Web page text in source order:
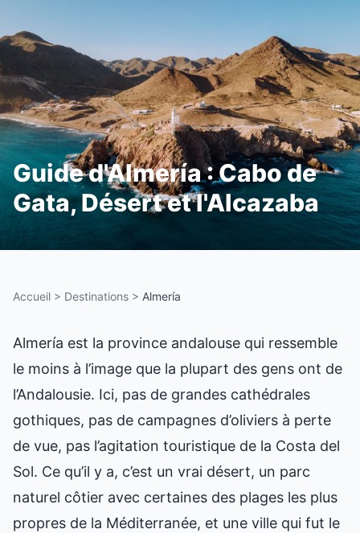
Guide d'Almería : Cabo de
Gata, Désert et l'Alcazaba
Accueil > Destinations > Almería
Almería est la province andalouse qui ressemble
le moins à l’image que la plupart des gens ont de
l’Andalousie. Ici, pas de grandes cathédrales
gothiques, pas de campagnes d’oliviers à perte
de vue, pas l’agitation touristique de la Costa del
Sol. Ce qu’il y a, c’est un vrai désert, un parc
naturel côtier avec certaines des plages les plus
propres de la Méditerranée, et une ville qui fut le